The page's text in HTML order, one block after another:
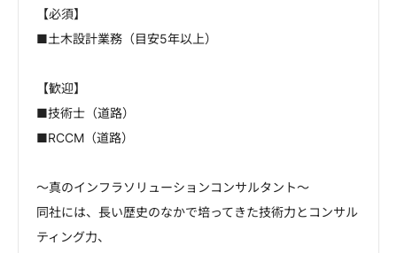
【必須】
■土木設計業務（目安5年以上）
【歓迎】
■技術士（道路）
■RCCM（道路）
～真のインフラソリューションコンサルタント～
同社には、長い歴史のなかで培ってきた技術力とコンサル
ティング力、